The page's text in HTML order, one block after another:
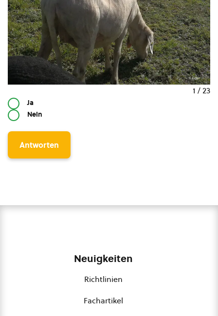
1 / 23
Ja
Nein
Antworten
Neuigkeiten
Richtlinien
Fachartikel